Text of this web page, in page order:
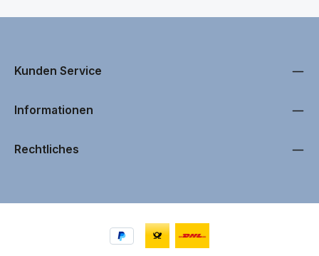
Kunden Service
Informationen
Rechtliches